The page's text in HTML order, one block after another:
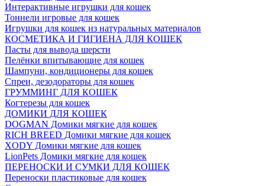
Интерактивные игрушки для кошек
Тоннели игровые для кошек
Игрушки для кошек из натуральных материалов
КОСМЕТИКА И ГИГИЕНА ДЛЯ КОШЕК
Пасты для вывода шерсти
Пелёнки впитывающие для кошек
Шампуни, кондиционеры для кошек
Спреи, дезодораторы для кошек
ГРУММИНГ ДЛЯ КОШЕК
Когтерезы для кошек
ДОМИКИ ДЛЯ КОШЕК
DOGMAN Домики мягкие для кошек
RICH BREED Домики мягкие для кошек
XODY Домики мягкие для кошек
LionPets Домики мягкие для кошек
ПЕРЕНОСКИ И СУМКИ ДЛЯ КОШЕК
Переноски пластиковые для кошек